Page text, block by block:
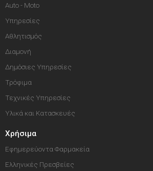
Auto - Moto
Υπηρεσίες
Αθλητισμός
Διαμονή
Δημόσιες Υπηρεσίες
Τρόφιμα
Τεχνικές Υπηρεσίες
Υλικά και Κατασκευές
Χρήσιμα
Εφημερεύοντα Φαρμακεία
Ελληνικές Πρεσβείες